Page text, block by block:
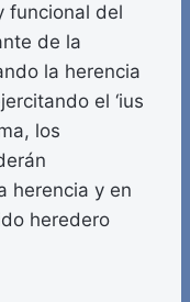
funcional del
de la
la herencia
el ‘ius
los
herencia y en
heredero